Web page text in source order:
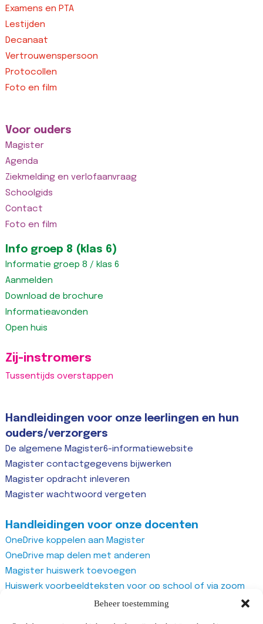
Beheer toestemming
Examens en PTA
Lestijden
Decanaat
Vertrouwenspersoon
Protocollen
Foto en film
Voor ouders
Magister
Agenda
Ziekmelding en verlofaanvraag
Schoolgids
Contact
Foto en film
Info groep 8 (klas 6)
Informatie groep 8 / klas 6
Aanmelden
Download de brochure
Informatieavonden
Open huis
Zij-instromers
Tussentijds overstappen
Handleidingen voor onze leerlingen en hun
ouders/verzorgers
De algemene Magister6-informatiewebsite
Magister contactgegevens bijwerken
Magister opdracht inleveren
Magister wachtwoord vergeten
Handleidingen voor onze docenten
OneDrive koppelen aan Magister
OneDrive map delen met anderen
Magister huiswerk toevoegen
Huiswerk voorbeeldteksten voor op school of via zoom
Magister studiewijzers